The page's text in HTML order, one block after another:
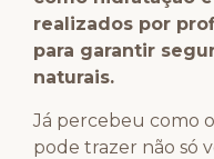
realizados por
para garantir
naturais.
Já percebeu como o
pode trazer não só